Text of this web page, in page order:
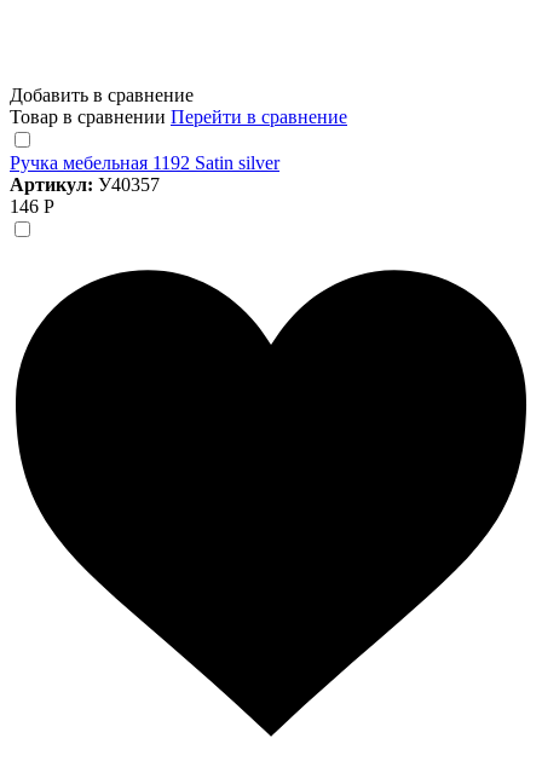
Добавить в сравнение
Товар в сравнении Перейти в сравнение
Ручка мебельная 1192 Satin silver
Артикул: У40357
146 Р